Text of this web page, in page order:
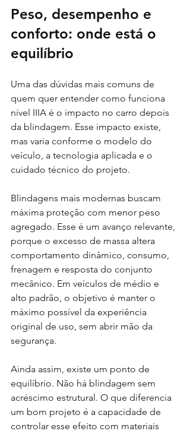
Peso, desempenho e
conforto: onde está o
equilíbrio
Uma das dúvidas mais comuns de
quem quer entender como funciona
nível IIIA é o impacto no carro depois
da blindagem. Esse impacto existe,
mas varia conforme o modelo do
veículo, a tecnologia aplicada e o
cuidado técnico do projeto.
Blindagens mais modernas buscam
máxima proteção com menor peso
agregado. Esse é um avanço relevante,
porque o excesso de massa altera
comportamento dinâmico, consumo,
frenagem e resposta do conjunto
mecânico. Em veículos de médio e
alto padrão, o objetivo é manter o
máximo possível da experiência
original de uso, sem abrir mão da
segurança.
Ainda assim, existe um ponto de
equilíbrio. Não há blindagem sem
acréscimo estrutural. O que diferencia
um bom projeto é a capacidade de
controlar esse efeito com materiais